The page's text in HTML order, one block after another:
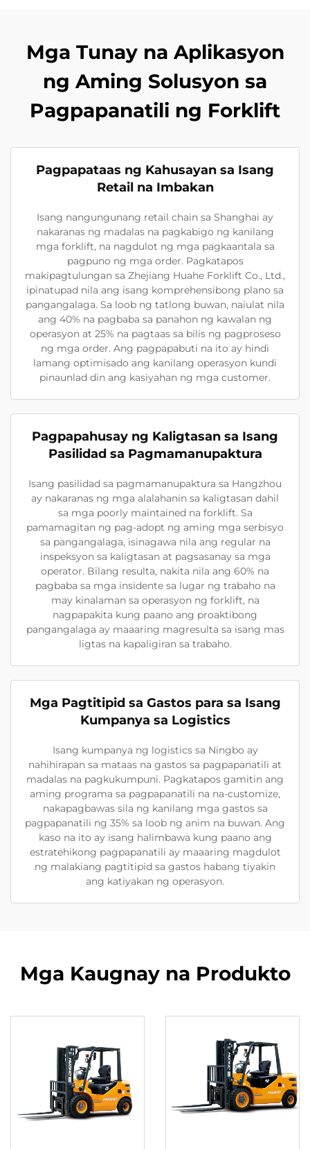
Mga Tunay na Aplikasyon
ng Aming Solusyon sa
Pagpapanatili ng Forklift
Pagpapataas ng Kahusayan sa Isang
Retail na Imbakan
Isang nangungunang retail chain sa Shanghai ay
nakaranas ng madalas na pagkabigo ng kanilang
mga forklift, na nagdulot ng mga pagkaantala sa
pagpuno ng mga order. Pagkatapos
makipagtulungan sa Zhejiang Huahe Forklift Co., Ltd.,
ipinatupad nila ang isang komprehensibong plano sa
pangangalaga. Sa loob ng tatlong buwan, naiulat nila
ang 40% na pagbaba sa panahon ng kawalan ng
operasyon at 25% na pagtaas sa bilis ng pagproseso
ng mga order. Ang pagpapabuti na ito ay hindi
lamang optimisado ang kanilang operasyon kundi
pinaunlad din ang kasiyahan ng mga customer.
Pagpapahusay ng Kaligtasan sa Isang
Pasilidad sa Pagmamanupaktura
Isang pasilidad sa pagmamanupaktura sa Hangzhou
ay nakaranas ng mga alalahanin sa kaligtasan dahil
sa mga poorly maintained na forklift. Sa
pamamagitan ng pag-adopt ng aming mga serbisyo
sa pangangalaga, isinagawa nila ang regular na
inspeksyon sa kaligtasan at pagsasanay sa mga
operator. Bilang resulta, nakita nila ang 60% na
pagbaba sa mga insidente sa lugar ng trabaho na
may kinalaman sa operasyon ng forklift, na
nagpapakita kung paano ang proaktibong
pangangalaga ay maaaring magresulta sa isang mas
ligtas na kapaligiran sa trabaho.
Mga Pagtitipid sa Gastos para sa Isang
Kumpanya sa Logistics
Isang kumpanya ng logistics sa Ningbo ay
nahihirapan sa mataas na gastos sa pagpapanatili at
madalas na pagkukumpuni. Pagkatapos gamitin ang
aming programa sa pagpapanatili na na-customize,
nakapagbawas sila ng kanilang mga gastos sa
pagpapanatili ng 35% sa loob ng anim na buwan. Ang
kaso na ito ay isang halimbawa kung paano ang
estratehikong pagpapanatili ay maaaring magdulot
ng malakiang pagtitipid sa gastos habang tiyakin
ang katiyakan ng operasyon.
Mga Kaugnay na Produkto